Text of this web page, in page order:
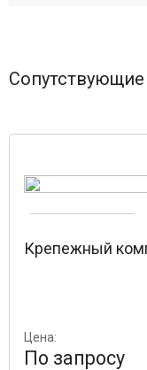
Крепежный
Цена:
По запросу